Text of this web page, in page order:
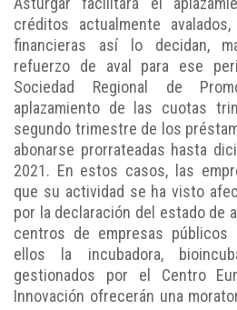
créditos actualmente
financieras así lo decidan,
refuerzo de aval para ese
Sociedad Regional de
aplazamiento de las cuotas
segundo trimestre de los
abonarse prorrateadas hasta
2021. En estos casos, las
que su actividad se ha visto
por la declaración del estado de
centros de empresas
ellos la incubadora,
gestionados por el Centro
Innovación ofrecerán una